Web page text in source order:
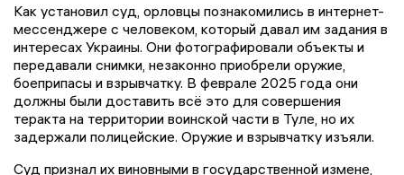
Как установил суд, орловцы познакомились в интернет-
мессенджере с человеком, который давал им задания в
интересах Украины. Они фотографировали объекты и
передавали снимки, незаконно приобрели оружие,
боеприпасы и взрывчатку. В феврале 2025 года они
должны были доставить всё это для совершения
теракта на территории воинской части в Туле, но их
задержали полицейские. Оружие и взрывчатку изъяли.
Суд признал их виновными в государственной измене,